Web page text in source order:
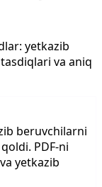
yetkazib
va aniq
beruvchilarni
PDF-ni
yetkazib